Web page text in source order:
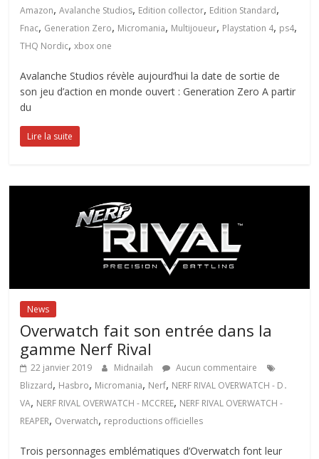
Amazon,Avalanche Studios, Edition collector, Edition Standard,
Fnac, Generation Zero, Micromania, Multijoueur, Playstation 4, ps4,
THQ Nordic,xbox one
Avalanche Studios révèle aujourd’hui la date de sortie de
son jeu d’action en monde ouvert : Generation Zero A partir
du
Lire la suite
News
Overwatch fait son entrée dans la
gamme Nerf Rival
22 janvier 2019 Midnailah
Aucun commentaire
Blizzard, Hasbro, Micromania, Nerf, NERF RIVAL OVERWATCH - D․
VA, NERF RIVAL OVERWATCH - MCCREE, NERF RIVAL OVERWATCH -
REAPER, Overwatch, reproductions officielles
Trois personnages emblématiques d’Overwatch font leur